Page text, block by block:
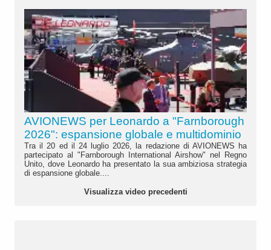
AVIONEWS per Leonardo a "Farnborough
2026": espansione globale e multidominio
Tra il 20 ed il 24 luglio 2026, la redazione di AVIONEWS ha
partecipato al "Farnborough International Airshow" nel Regno
Unito, dove Leonardo ha presentato la sua ambiziosa strategia
di espansione globale....
Visualizza video precedenti